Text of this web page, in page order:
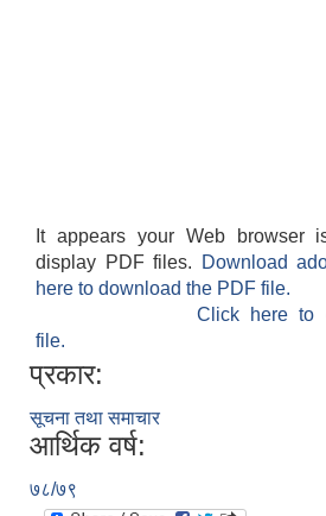
It appears your Web browser
display PDF files.
Download
here to download the PDF file.
Click here to
file.
प्रकार:
सूचना तथा समाचार
आर्थिक वर्ष:
७८/७९